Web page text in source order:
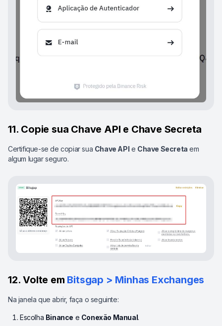
11. Copie sua Chave API e Chave Secreta
Certifique-se de copiar sua Chave API e Chave Secreta em
algum lugar seguro.
12. Volte em Bitsgap > Minhas Exchanges
Na janela que abrir, faça o seguinte:
Escolha Binance e Conexão Manual.